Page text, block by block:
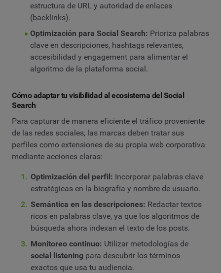
estructura de URL y autoridad de enlaces
(backlinks).
Optimización para Social Search: Prioriza palabras
clave en descripciones, hashtags relevantes,
accesibilidad y engagement para alimentar el
algoritmo de la plataforma social.
Cómo adaptar tu visibilidad al ecosistema del Social
Search
Para capturar de manera eficiente el tráfico proveniente
de las redes sociales, las marcas deben tratar sus
perfiles como extensiones de su propia web corporativa
mediante acciones claras:
Optimización del perfil: Incorporar palabras clave
estratégicas en la biografía y nombre de usuario.
Semántica en las descripciones: Redactar textos
ricos en palabras clave, ya que los algoritmos de
búsqueda ahora indexan el texto de los posts.
Monitoreo continuo: Utilizar metodologías de
social listening para descubrir los términos
exactos que usa tu audiencia.